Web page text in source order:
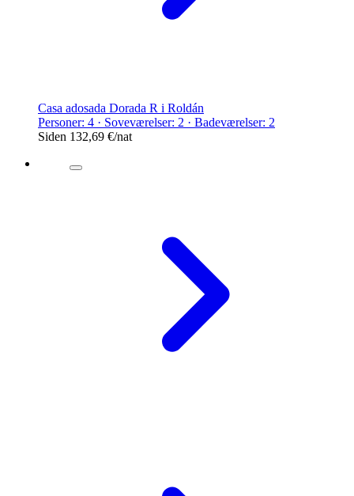
Casa adosada Dorada R i Roldán
Personer: 4 · Soveværelser: 2 · Badeværelser: 2
Siden 132,69 €/nat